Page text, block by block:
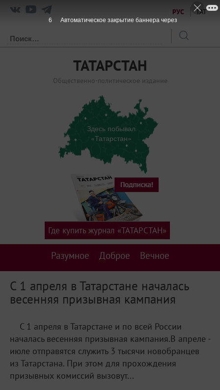
РУС ТАТ
ТАТАРСТАН
Общественно-политическое издание
Здесь побывал
«Татарстан»
Разумное Доброе Вечное
Где купить журнал «ТАТАРСТАН»
С 1 апреля в Татарстане началась
весенняя призывная кампания
С 1 апреля в Татарстане и по всей России
началась весенняя призывная кампания.В апреле -
июле отправятся служить 3 тысячи новобранцев
из Татарстана. При этом для прохождения
призывных комиссий вызовут...
6 Автоматическое закрытие баннера через